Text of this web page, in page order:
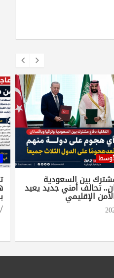
بين السعودية
تحالف أمني جديد يعيد
الإقليمي